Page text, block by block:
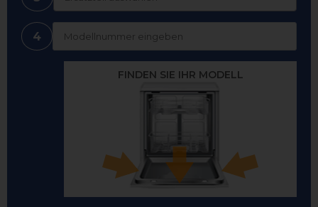
4
FINDEN SIE IHR MODELL